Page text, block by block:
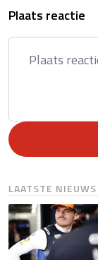
Plaats reactie
LAATSTE NIEUWS